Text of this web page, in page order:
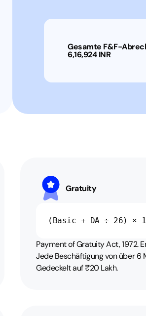
Gesamte F&F-
6,16,924 INR
Gratuity
(Basic + DA ÷ 26) ×
Payment of Gratuity Act, 1972.
Jede Beschäftigung von über 6
Gedeckelt auf ₹20 Lakh.